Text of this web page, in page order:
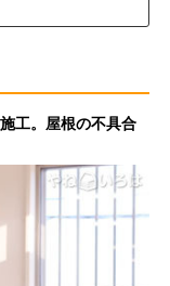
工。屋根の不具合